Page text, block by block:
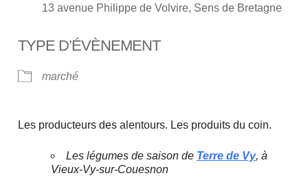
13 avenue Philippe de Volvire, Sens de Bretagne
TYPE D’ÉVÈNEMENT
marché
Les producteurs des alentours. Les produits du coin.
Les légumes de saison de Terre de Vy, à
Vieux-Vy-sur-Couesnon